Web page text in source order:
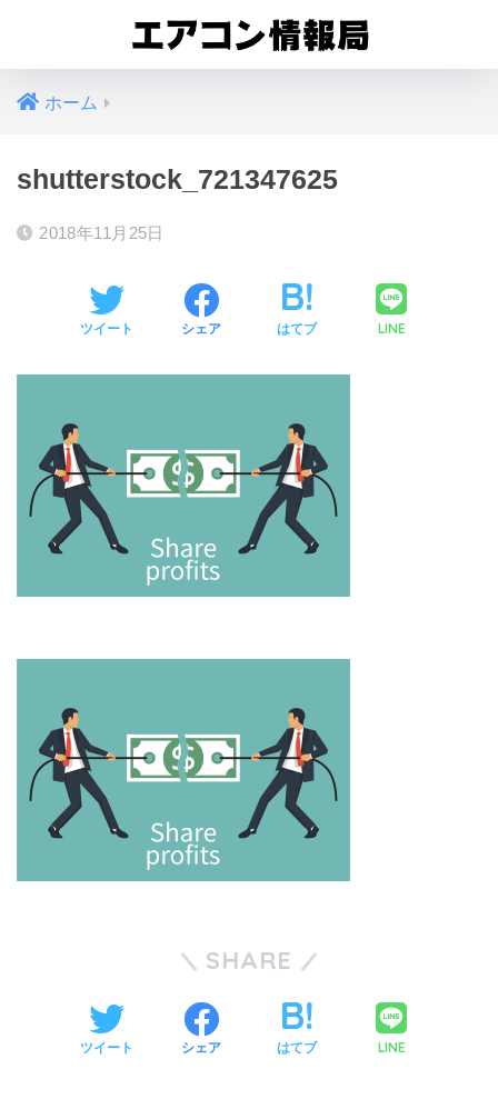
ホーム
shutterstock_721347625
2018年11月25日
ツイート シェア はてブ LINE
SHARE
ツイート シェア はてブ LINE